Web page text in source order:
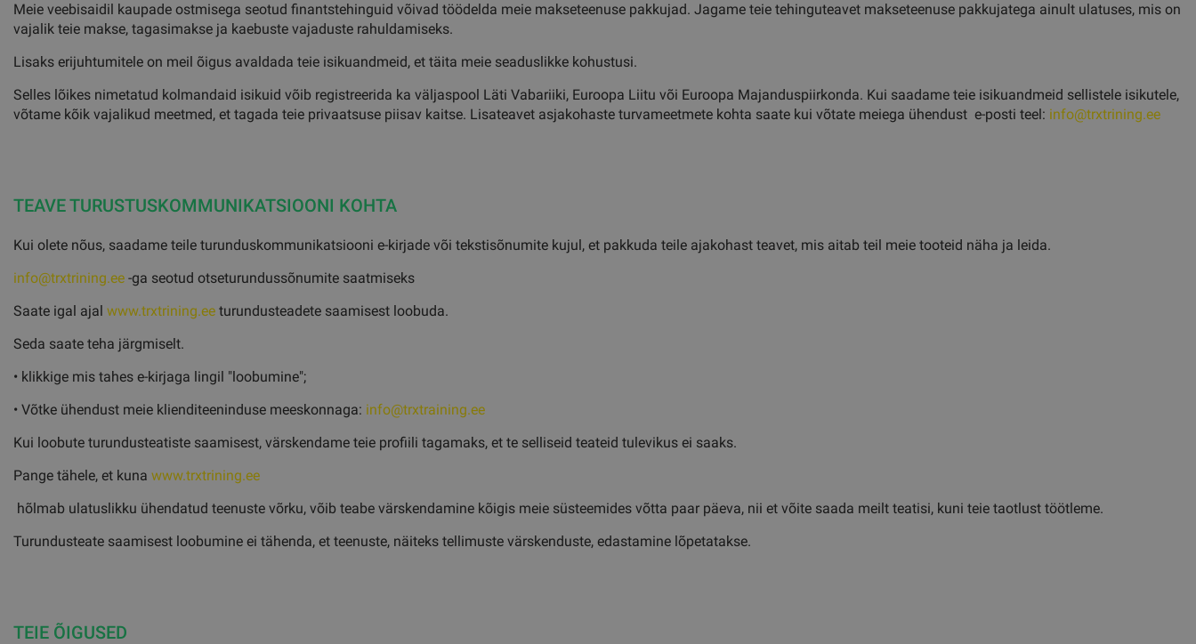
Meie veebisaidil kaupade ostmisega seotud finantstehinguid võivad töödelda meie makseteenuse pakkujad. Jagame teie tehinguteavet makseteenuse pakkujatega ainult ulatuses, mis on
vajalik teie makse, tagasimakse ja kaebuste vajaduste rahuldamiseks.
Lisaks erijuhtumitele on meil õigus avaldada teie isikuandmeid, et täita meie seaduslikke kohustusi.
Selles lõikes nimetatud kolmandaid isikuid võib registreerida ka väljaspool Läti Vabariiki, Euroopa Liitu või Euroopa Majanduspiirkonda. Kui saadame teie isikuandmeid sellistele isikutele,
võtame kõik vajalikud meetmed, et tagada teie privaatsuse piisav kaitse. Lisateavet asjakohaste turvameetmete kohta saate kui võtate meiega ühendust e-posti teel: info@trxtrining.ee
TEAVE TURUSTUSKOMMUNIKATSIOONI KOHTA
Kui olete nõus, saadame teile turunduskommunikatsiooni e-kirjade või tekstisõnumite kujul, et pakkuda teile ajakohast teavet, mis aitab teil meie tooteid näha ja leida.
info@trxtrining.ee -ga seotud otseturundussõnumite saatmiseks
Saate igal ajal www.trxtrining.ee turundusteadete saamisest loobuda.
Seda saate teha järgmiselt.
• klikkige mis tahes e-kirjaga lingil "loobumine";
• Võtke ühendust meie klienditeeninduse meeskonnaga: info@trxtraining.ee
Kui loobute turundusteatiste saamisest, värskendame teie profiili tagamaks, et te selliseid teateid tulevikus ei saaks.
Pange tähele, et kuna www.trxtrining.ee
hõlmab ulatuslikku ühendatud teenuste võrku, võib teabe värskendamine kõigis meie süsteemides võtta paar päeva, nii et võite saada meilt teatisi, kuni teie taotlust töötleme.
Turundusteate saamisest loobumine ei tähenda, et teenuste, näiteks tellimuste värskenduste, edastamine lõpetatakse.
TEIE ÕIGUSED